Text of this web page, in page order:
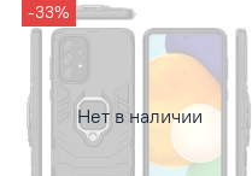
Нет в наличии
-33%